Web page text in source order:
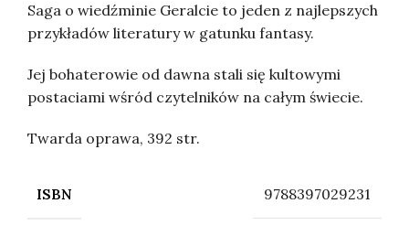
Saga o wiedźminie Geralcie to jeden z najlepszych
przykładów literatury w gatunku fantasy.
Jej bohaterowie od dawna stali się kultowymi
postaciami wśród czytelników na całym świecie.
Twarda oprawa, 392 str.
ISBN 9788397029231